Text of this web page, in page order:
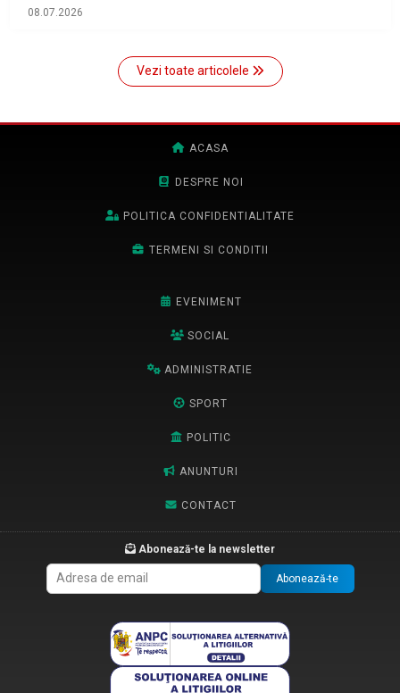
08.07.2026
Vezi toate articolele
ACASA
DESPRE NOI
POLITICA CONFIDENTIALITATE
TERMENI SI CONDITII
EVENIMENT
SOCIAL
ADMINISTRATIE
SPORT
POLITIC
ANUNTURI
CONTACT
Abonează-te la newsletter
Abonează-te